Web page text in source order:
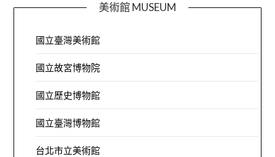
美術館 MUSEUM
國立臺灣美術館
國立故宮博物院
國立歷史博物館
國立臺灣博物館
台北市立美術館